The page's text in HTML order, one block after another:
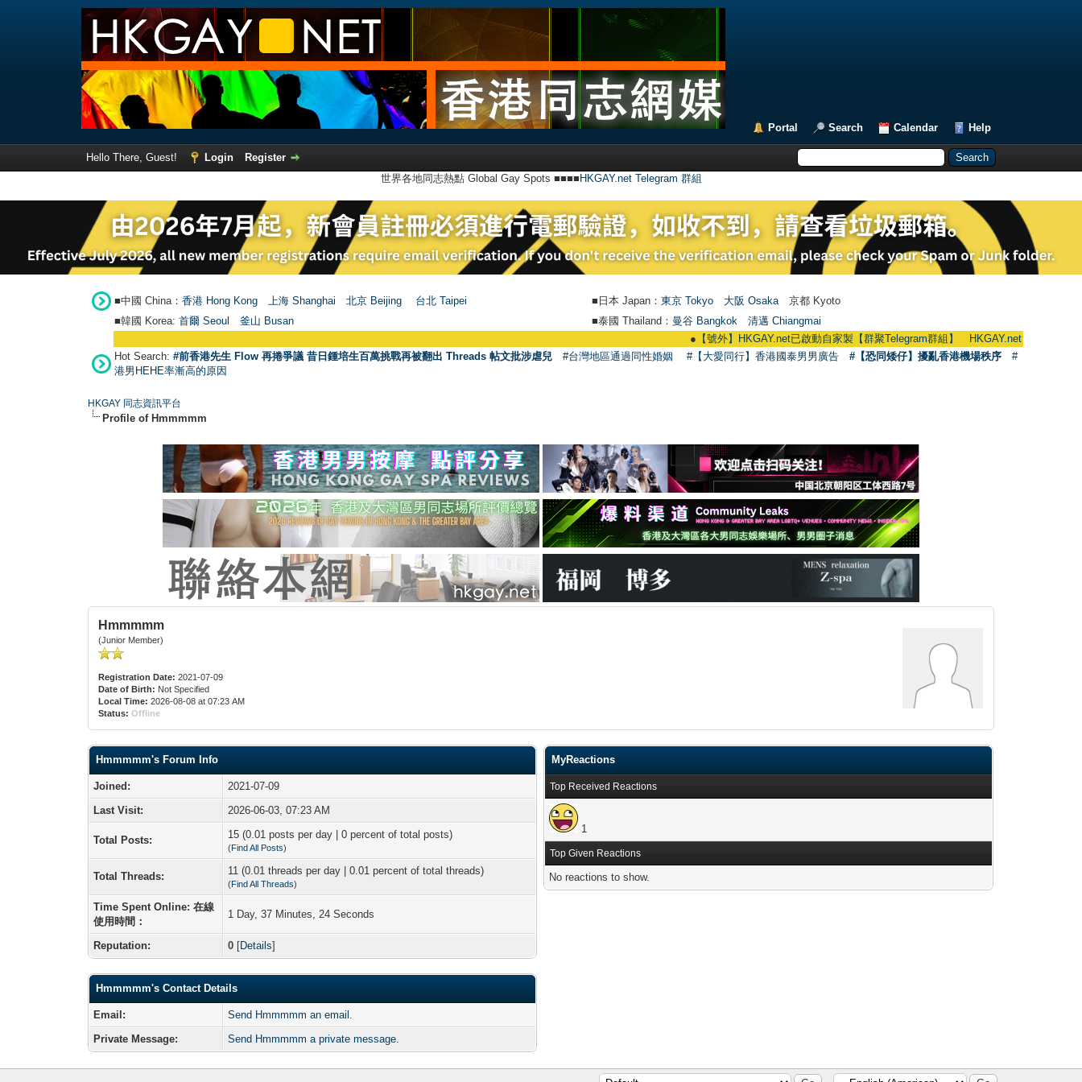
Portal Search Calendar Help
Hello There, Guest! Login
Register
世界各地同志熱點 Global Gay Spots ■■■■ HKGAY.net Telegram 群組
■中國 China： 香港 Hong Kong 上海 Shanghai 北京 Beijing 台北 Taipei ■日本 Japan： 東京 Tokyo 大阪 Osaka 京都 Kyoto
■韓國 Korea: 首爾 Seou 釜山 Busan ■泰國 Thailand： 曼谷 Bangkok
清邁 Chiangmai
【號外】HKGAY.net已啟動自家製【群聚Telegram群組】 HKGAY.net has already
Hot Search: #前香港先生 Flow 再捲爭議 昔日鍾培生百萬挑戰再被翻出 Threads 帖文批涉虐兒 #台灣地區通過同性婚姻 #【大愛同行】香港國泰男男廣告 #【恐同矮仔】擾亂香港機場秩序
#
港男HEHE率漸高的原因
HKGAY 同志資訊平台
Profile of Hmmmmm
Hmmmmm
(Junior Member)
Registration Date: 2021-07-09
Date of Birth: Not Specified
Local Time: 2026-08-08 at 07:23 AM
Status: Offline
Hmmmmm's Forum Info
Joined:
2021-07-09
Last Visit:
2026-06-03, 07:23 AM
Total Posts: 15 (0.01 posts per day | 0 percent of total posts)
(Find All Posts)
Total Threads: 11 (0.01 threads per day | 0.01 percent of total threads)
(Find All Threads)
Time Spent Online: 在線
使用時間：
1 Day, 37 Minutes, 24 Seconds
Reputation: 0 [Details]
Hmmmmm's Contact Details
Email:
Send Hmmmmm an email.
Private Message:
Send Hmmmmm a private message.
MyReactions
Top Received Reactions
1
Top Given Reactions
No reactions to show.